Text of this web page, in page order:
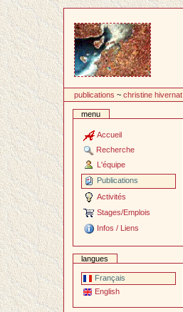
contenu
publications ~christine hivernat
menu
Accueil
Recherche
L'équipe
Publications
Activités
Stages/Emplois
Infos / Liens
langues
Français
English